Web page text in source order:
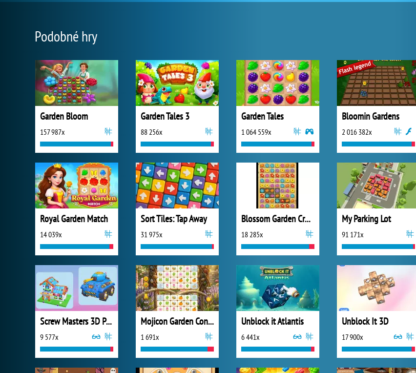
Podobné hry
Garden Bloom
157 987x
Garden Tales 3
88 256x
Garden Tales
1 064 559x
Bloomin Gardens
2 016 382x
Royal Garden Match
14 039x
Sort Tiles: Tap Away
31 975x
Blossom Garden Crush
18 285x
My Parking Lot
91 171x
Screw Masters 3D Puzzle
9 577x
Mojicon Garden Connect
1 691x
Unblock it Atlantis
6 441x
Unblock It 3D
17 900x